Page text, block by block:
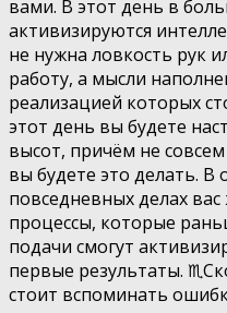
вами. В этот день в
активизируются
не нужна ловкость рук
работу, а мысли
реализацией которых
этот день вы будете
высот, причём не
вы будете это делать. В
повседневных делах
процессы, которые
подачи смогут
первые результаты.
стоит вспоминать